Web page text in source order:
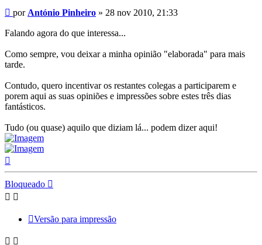
Mensagem
porAntónio Pinheiro » 28 nov 2010, 21:33
Falando agora do que interessa...
Como sempre, vou deixar a minha opinião "elaborada" para mais
tarde.
Contudo, quero incentivar os restantes colegas a participarem e
porem aqui as suas opiniões e impressões sobre estes três dias
fantásticos.
Tudo (ou quase) aquilo que diziam lá... podem dizer aqui!
Bloqueado
Versão para impressão